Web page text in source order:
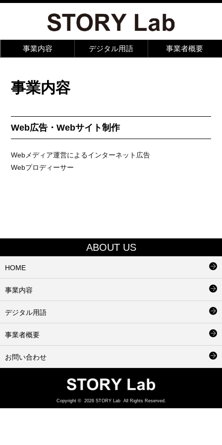
事業内容 デジタル用語 事業者概要
事業内容
Web広告・Webサイト制作
Webメディア運営によるインターネット広告
Webプロディーサー
ABOUT US
HOME
事業内容
デジタル用語
事業者概要
お問い合わせ
Copyright © 2026 STORY LabAll Rights Reserved.